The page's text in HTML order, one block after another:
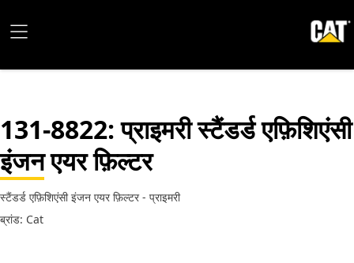
131-8822: प्राइमरी स्टैंडर्ड एफ़िशिएंसी
इंजन एयर फ़िल्टर
स्टैंडर्ड एफ़िशिएंसी इंजन एयर फ़िल्टर - प्राइमरी
ब्रांड: Cat